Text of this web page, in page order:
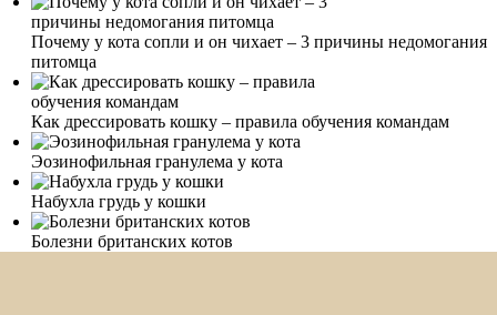
Почему у кота сопли и он чихает – 3 причины недомогания
питомца
Как дрессировать кошку – правила обучения командам
Эозинофильная гранулема у кота
Набухла грудь у кошки
Болезни британских котов